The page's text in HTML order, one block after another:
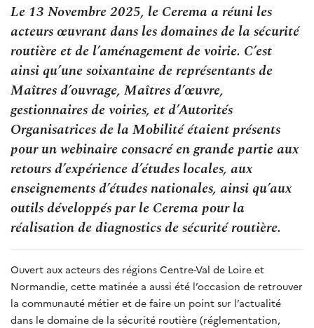
Le 13 Novembre 2025, le Cerema a réuni les
acteurs œuvrant dans les domaines de la sécurité
routière et de l’aménagement de voirie. C’est
ainsi qu’une soixantaine de représentants de
Maîtres d’ouvrage, Maîtres d’œuvre,
gestionnaires de voiries, et d’Autorités
Organisatrices de la Mobilité étaient présents
pour un webinaire consacré en grande partie aux
retours d’expérience d’études locales, aux
enseignements d’études nationales, ainsi qu’aux
outils développés par le Cerema pour la
réalisation de diagnostics de sécurité routière.
Ouvert aux acteurs des régions Centre-Val de Loire et
Normandie, cette matinée a aussi été l’occasion de retrouver
la communauté métier et de faire un point sur l’actualité
dans le domaine de la sécurité routière (réglementation,